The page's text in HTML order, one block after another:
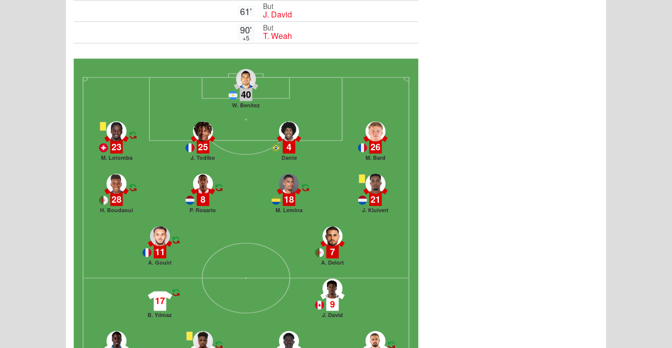
61' But
J. David
90'
+5
But
T. Weah
40
W. Benítez
26
M. Bard
4
Dante
25
J. Todibo
23
M. Lotomba
21
J. Kluivert
18
M. Lemina
8
P. Rosario
28
H. Boudaoui
7
A. Delort
11
A. Gouiri
17
B. Yılmaz
9
J. David